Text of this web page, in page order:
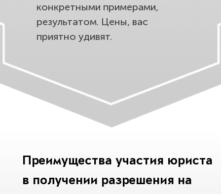
конкретными примерами,
результатом. Цены, вас
приятно удивят.
Преимущества участия юриста
в получении разрешения на